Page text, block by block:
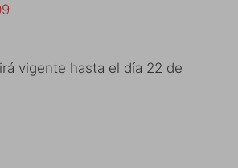
vigente hasta el día 22 de